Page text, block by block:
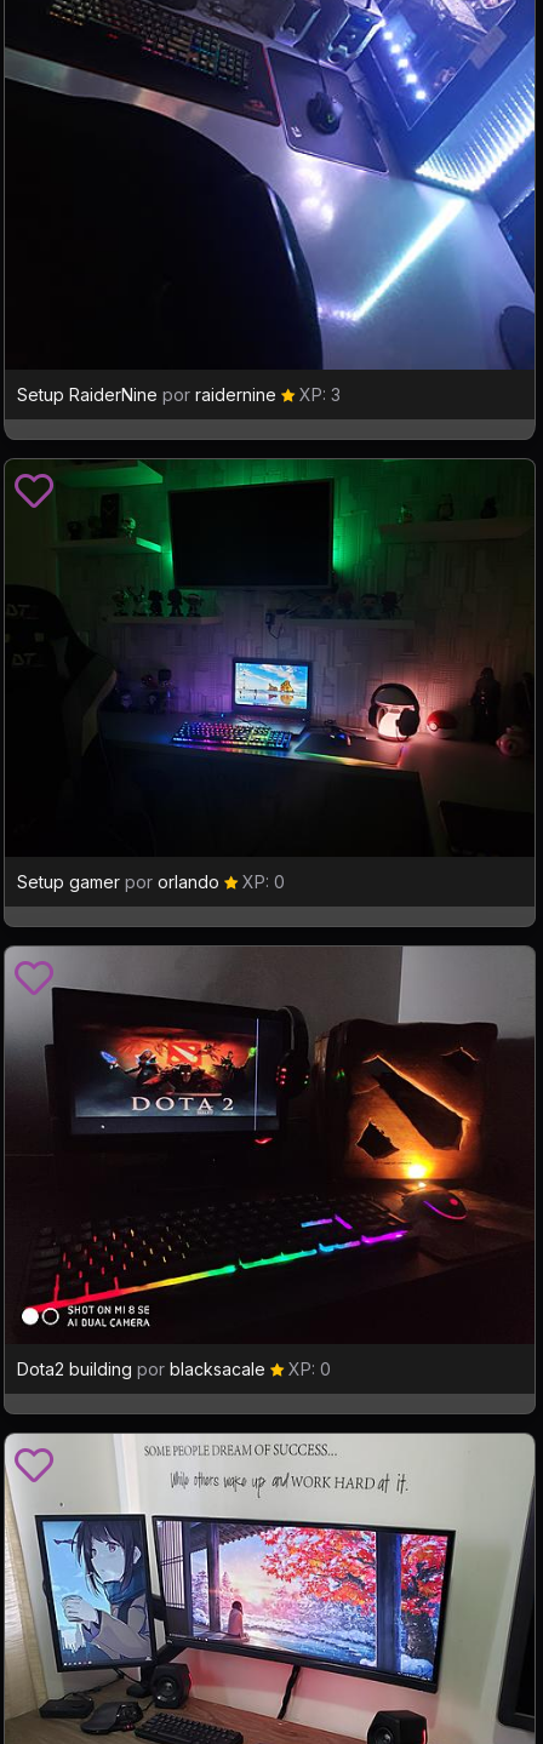
Setup RaiderNine por raidernine XP: 3
Setup gamer por orlando XP: 0
Dota2 building por blacksacale XP: 0